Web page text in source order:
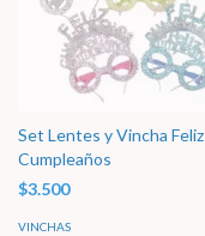
Set Lentes y Vincha Feliz
Cumpleaños
$3.500
VINCHAS